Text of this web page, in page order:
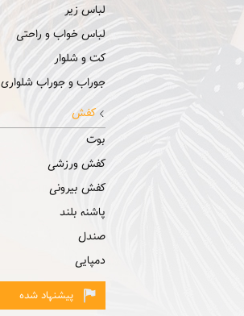
لباس زیر
لباس خواب و راحتی
کت و شلوار
جوراب و جوراب شلواری
کفش
بوت
کفش ورزشی
کفش بیرونی
پاشنه بلند
صندل
دمپایی
پیشنهاد شده